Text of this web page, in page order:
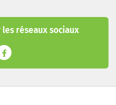
réseaux sociaux